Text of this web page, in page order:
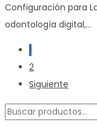
Configuración para
odontología digital,…
de
1
2
Siguiente
Búsqueda